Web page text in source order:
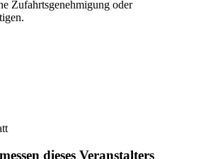
Zufahrtsgenehmigung oder
dieses Veranstalters